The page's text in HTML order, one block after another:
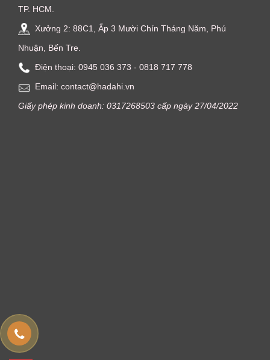
TP. HCM.
Xưởng 2: 88C1, Ấp 3 Mười Chín Tháng Năm, Phú
Nhuận, Bến Tre.
Điện thoại: ‭0945 036 373‬ - 0818 717 778
Email: contact@hadahi.vn
Giấy phép kinh doanh: 0317268503 cấp ngày 27/04/2022